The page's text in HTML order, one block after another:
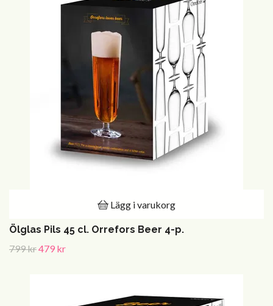
Lägg i varukorg
Ölglas Pils 45 cl. Orrefors Beer 4-p.
799 kr479 kr